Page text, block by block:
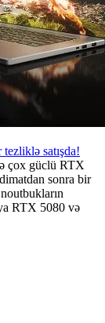
satışda!
çox güclü RTX
sonra bir
RTX 5080 və